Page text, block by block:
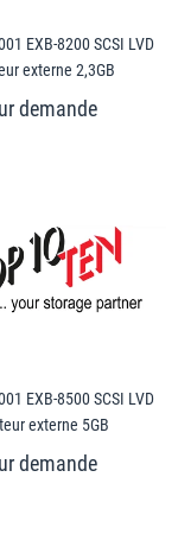
EXB-8200 SCSI LVD
externe 2,3GB
EXB-8500 SCSI LVD
externe 5GB